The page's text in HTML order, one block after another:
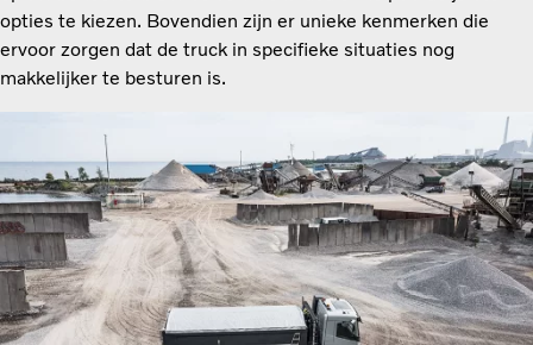
opties te kiezen. Bovendien zijn er unieke kenmerken die
ervoor zorgen dat de truck in specifieke situaties nog
makkelijker te besturen is.